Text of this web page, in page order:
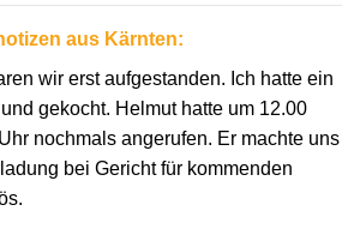
aus Kärnten:
wir erst aufgestanden. Ich hatte ein
gekocht. Helmut hatte um 12.00
nochmals angerufen. Er machte uns
bei Gericht für kommenden